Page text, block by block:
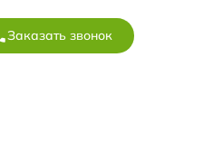
Заказать звонок